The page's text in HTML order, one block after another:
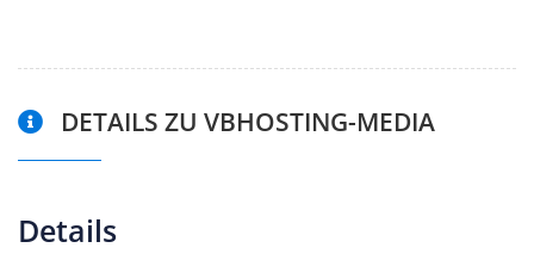
DETAILS ZU VBHOSTING-MEDIA
Details